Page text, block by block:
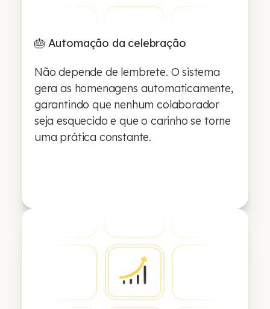
🎂 Automação da celebração
Não depende de lembrete. O sistema
gera as homenagens automaticamente,
garantindo que nenhum colaborador
seja esquecido e que o carinho se torne
uma prática constante.